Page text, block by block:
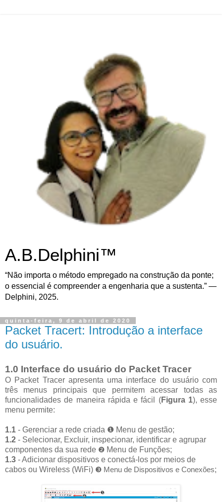
A.B.Delphini™
“Não importa o método empregado na construção da ponte;
o essencial é compreender a engenharia que a sustenta.” —
Delphini, 2025.
quinta-feira, 9 de abril de 2020
Packet Tracert: Introdução a interface
do usuário.
1.0 Interface do usuário do Packet Tracer
O Packet Tracer apresenta uma interface do usuário com
três menus principais que permitem acessar todas as
funcionalidades de maneira rápida e fácil (Figura 1), esse
menu permite:
1.1 - Gerenciar a rede criada ❶ Menu de gestão;
1.2 - Selecionar, Excluir, inspecionar, identificar e agrupar
componentes da sua rede ❷ Menu de Funções;
1.3 - Adicionar dispositivos e conectá-los por meios de
cabos ou Wireless (WiFi) ❸ Menu de Dispositivos e Conexões;